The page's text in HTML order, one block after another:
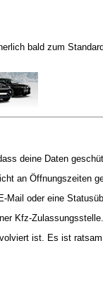
bald zum
deine Daten
an Öffnungszeiten
Mail oder eine
Kfz-Zulassungsstelle.
ist. Es ist